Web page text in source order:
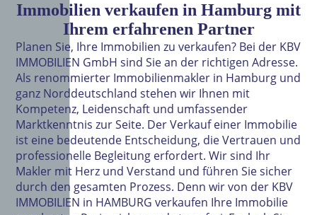
Immobilien verkaufen in Hamburg mit
Ihrem erfahrenen Partner
Planen Sie, Ihre Immobilien zu verkaufen? Bei der KBV
IMMOBILIEN GmbH sind Sie an der richtigen Adresse.
Als renommierter Immobilienmakler in Hamburg und
ganz Norddeutschland stehen wir Ihnen mit
Kompetenz, Leidenschaft und umfassender
Marktkenntnis zur Seite. Der Verkauf einer Immobilie
ist eine bedeutende Entscheidung, die Vertrauen und
professionelle Begleitung erfordert. Wir sind Ihr
Makler mit Herz und Verstand und führen Sie sicher
durch den gesamten Prozess. Denn wir von der KBV
IMMOBILIEN in HAMBURG verkaufen Ihre Immobilie